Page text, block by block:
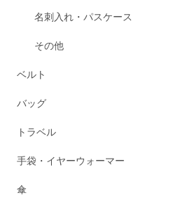
名刺入れ・パスケース
その他
ベルト
バッグ
トラベル
手袋・イヤーウォーマー
傘